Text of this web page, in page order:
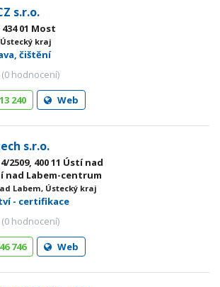
s.r.o.
01 Most
kraj
čištění
(0 hodnocení)
240
Web
s.r.o.
2509, 400 11 Ústí nad
nad Labem-centrum
Labem, Ústecký kraj
- certifikace
(0 hodnocení)
746
Web